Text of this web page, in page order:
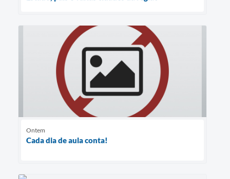
Ontem
Cada dia de aula conta!